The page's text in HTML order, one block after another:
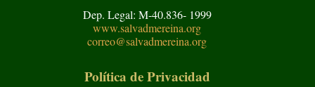
Dep. Legal: M-40.836- 1999
www.salvadmereina.org
correo@salvadmereina.org
Política de Privacidad